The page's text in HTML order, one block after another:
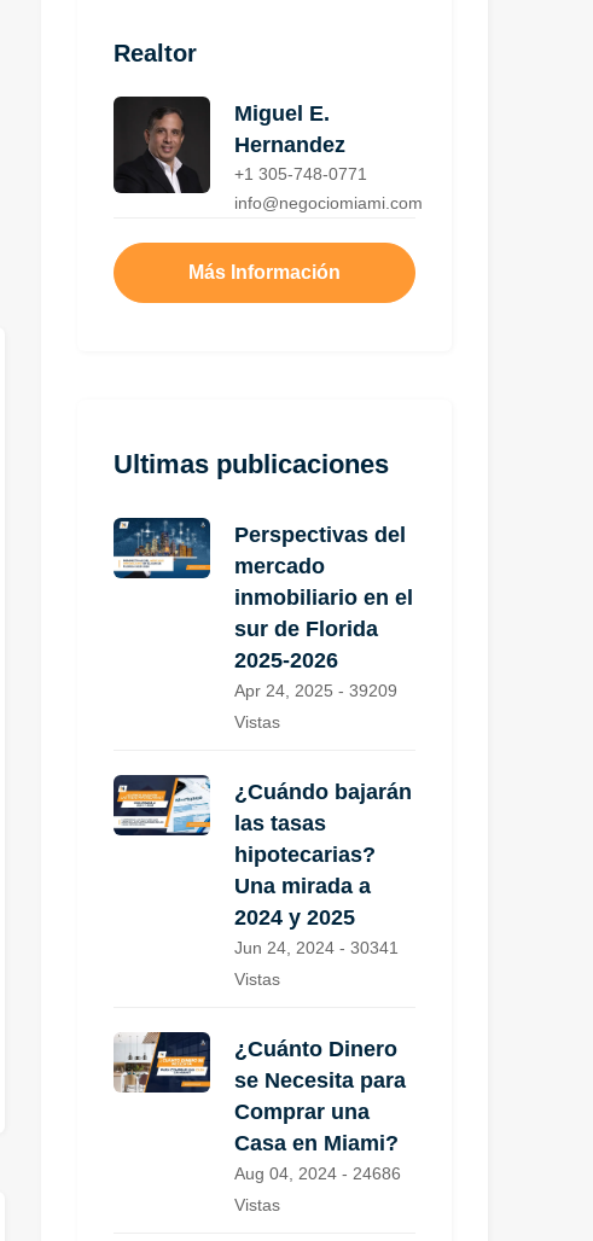
Realtor
Miguel E.
Hernandez
+1 305-748-0771
info@negociomiami.com
Más Información
Ultimas publicaciones
Perspectivas del
mercado
inmobiliario en el
sur de Florida
2025-2026
Apr 24, 2025 - 39209
Vistas
¿Cuándo bajarán
las tasas
hipotecarias?
Una mirada a
2024 y 2025
Jun 24, 2024 - 30341
Vistas
¿Cuánto Dinero
se Necesita para
Comprar una
Casa en Miami?
Aug 04, 2024 - 24686
Vistas